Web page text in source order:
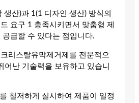
생산)과 1(1 디자인 생산) 방식의
요구 1 충족시키면서 맞춤형 제
급할 수 있다는 점입니다.
리스탈유막제거제를 전문적으
어난 기술력을 보유하고 있습니
철저하게 실시하여 제품이 일정